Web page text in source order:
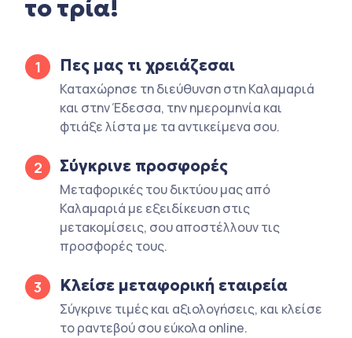
το τρία!
1 Πες μας τι χρειάζεσαι
Καταχώρησε τη διεύθυνση στη Καλαμαριά
και στην Έδεσσα, την ημερομηνία και
φτιάξε λίστα με τα αντικείμενα σου.
2 Σύγκρινε προσφορές
Μεταφορικές του δικτύου μας από
Καλαμαριά με εξειδίκευση στις
μετακομίσεις, σου αποστέλλουν τις
προσφορές τους.
3 Κλείσε μεταφορική εταιρεία
Σύγκρινε τιμές και αξιολογήσεις, και κλείσε
το ραντεβού σου εύκολα online.